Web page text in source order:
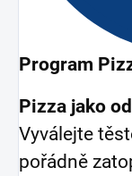
Program
Pizza jako
Vyválejte
pořádně